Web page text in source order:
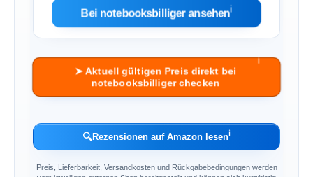
Bei notebooksbilliger ansehenℹ︎
➤ Aktuell gültigen Preis direkt bei
notebooksbilliger checken
ℹ︎
🔍Rezensionen auf Amazon lesenℹ︎
Preis, Lieferbarkeit, Versandkosten und Rückgabebedingungen werden